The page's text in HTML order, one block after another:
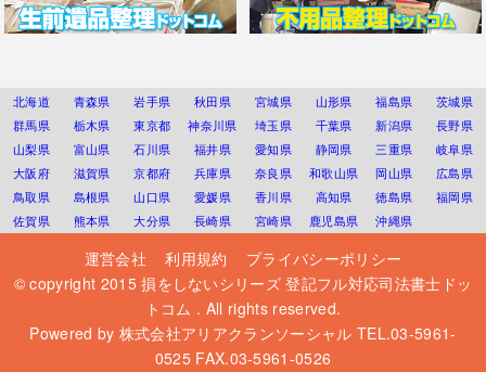
北海道 青森県 岩手県 秋田県 宮城県 山形県 福島県
茨城県
群馬県
栃木県 東京都 神奈川県 埼玉県 千葉県 新潟県
長野県
山梨県
富山県 石川県 福井県 愛知県 静岡県 三重県
岐阜県
大阪府
滋賀県 京都府 兵庫県 奈良県 和歌山県 岡山県
広島県
鳥取県
島根県 山口県 愛媛県 香川県 高知県 徳島県
福岡県
佐賀県
熊本県 大分県 長崎県 宮崎県 鹿児島県 沖縄県
運営会社 利用規約
プライバシーポリシー
© copyright 2015損をしないシリーズ 登記フル対応司法書士ドッ
トコム . All rights reserved.
Powered by 株式会社アリアクランソーシャル TEL.03-5961-
0525 FAX.03-5961-0526